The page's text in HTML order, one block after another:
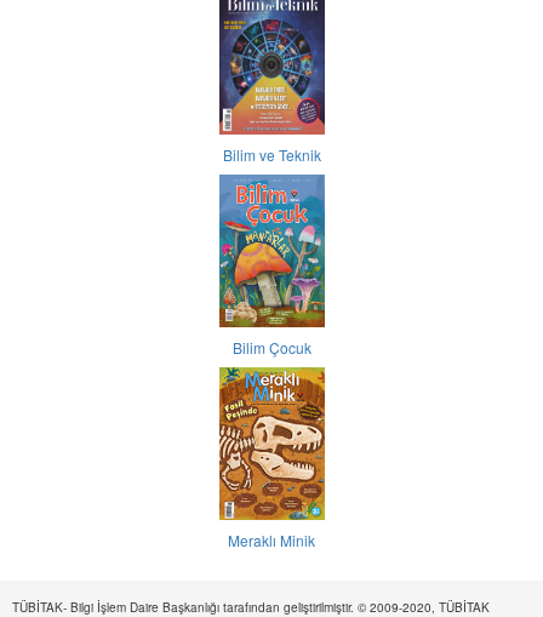
Bilim ve Teknik
Bilim Çocuk
Meraklı Minik
TÜBİTAK- Bilgi İşlem Daire Başkanlığı tarafından geliştirilmiştir. © 2009-2020, TÜBİTAK